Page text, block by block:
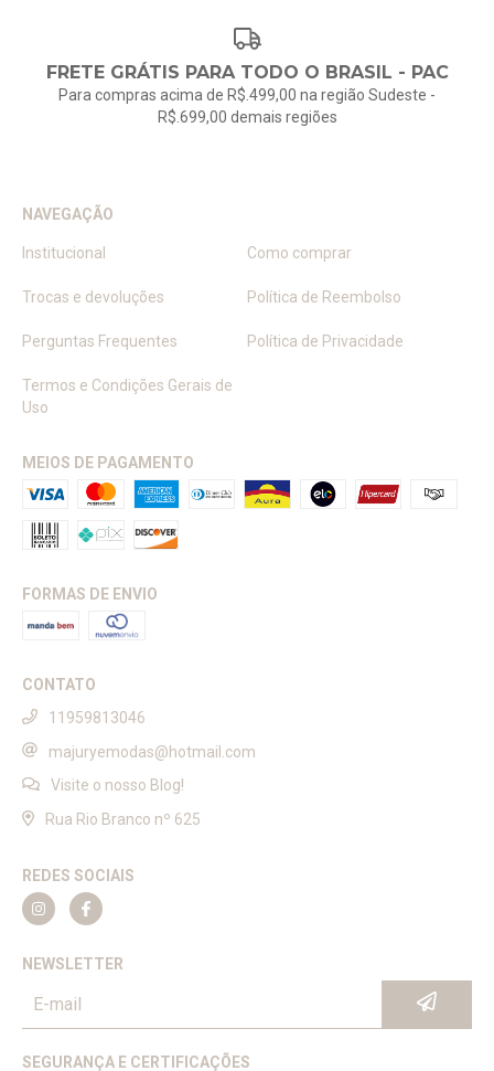
FRETE GRÁTIS PARA TODO O BRASIL - PAC
Para compras acima de R$.499,00 na região Sudeste -
R$.699,00 demais regiões
NAVEGAÇÃO
Institucional Como comprar
Trocas e devoluções Política de Reembolso
Perguntas Frequentes Política de Privacidade
Termos e Condições Gerais de
Uso
MEIOS DE PAGAMENTO
FORMAS DE ENVIO
CONTATO
11959813046
majuryemodas@hotmail.com
Visite o nosso Blog!
Rua Rio Branco nº 625
REDES SOCIAIS
NEWSLETTER
SEGURANÇA E CERTIFICAÇÕES